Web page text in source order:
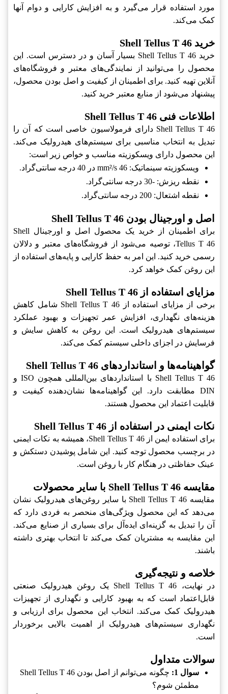
مورد استفاده قرار می‌گیرد و به افزایش کارایی و دوام آنها
کمک می‌کند.
خرید Shell Tellus T 46
خرید Shell Tellus T 46 بسیار آسان و در دسترس است. این
محصول را می‌توانید از نمایندگی‌های معتبر و فروشگاه‌های
آنلاین تهیه کنید. برای اطمینان از کیفیت و اصل بودن محصول،
پیشنهاد می‌شود از منابع معتبر خرید کنید.
اطلاعات فنی Shell Tellus T 46
Shell Tellus T 46 دارای فرمولاسیون خاصی است که آن را
تبدیل به انتخاب مناسبی برای سیستم‌های هیدرولیک می‌کند.
این محصول دارای ویسکوزیته مناسب و خواص زیر است:
ویسکوزیته سینماتیک: 46 mm²/s در 40 درجه سانتی‌گراد.
نقطه ریزش: -30 درجه سانتی‌گراد.
نقطه اشتعال: 200 درجه سانتی‌گراد.
اصل و اورجینال بودن Shell Tellus T 46
برای اطمینان از خرید یک محصول اصل و اورجینال Shell
Tellus T 46، توصیه می‌شود از فروشگاه‌های معتبر و دلالان
رسمی خرید کنید. این امر به حفظ کارایی و پایه‌های استفاده از
این روغن کمک خواهد کرد.
مزایای استفاده از Shell Tellus T 46
برخی از مزایای استفاده از Shell Tellus T 46 شامل کاهش
هزینه‌های نگهداری، افزایش عمر تجهیزات و بهبود عملکرد
سیستم‌های هیدرولیک است. این روغن به کاهش سایش و
فرسایش در اجزای داخلی سیستم کمک می‌کند.
گواهینامه‌ها و استانداردهای Shell Tellus T 46
Shell Tellus T 46 با استانداردهای بین‌المللی همچون ISO و
DIN مطابقت دارد. این گواهینامه‌ها نشان‌دهنده کیفیت و
قابلیت اعتماد این محصول هستند.
نکات ایمنی در استفاده از Shell Tellus T 46
برای استفاده ایمن از Shell Tellus T 46، همیشه به نکات ایمنی
در برچسب محصول توجه کنید. این شامل پوشیدن دستکش و
عینک حفاظتی در هنگام کار با روغن است.
مقایسه Shell Tellus T 46 با سایر محصولات
مقایسه Shell Tellus T 46 با سایر روغن‌های هیدرولیک نشان
می‌دهد که این محصول ویژگی‌های منحصر به فردی دارد که
آن را تبدیل به گزینه‌ای ایده‌آل برای بسیاری از صنایع می‌کند.
این مقایسه به مشتریان کمک می‌کند تا انتخاب بهتری داشته
باشند.
خلاصه و نتیجه‌گیری
در نهایت، Shell Tellus T 46 یک روغن هیدرولیک صنعتی
قابل‌اعتماد است که به بهبود کارایی و نگهداری از تجهیزات
هیدرولیک کمک می‌کند. انتخاب این محصول برای ارزیابی و
نگهداری سیستم‌های هیدرولیک از اهمیت بالایی برخوردار
است.
سوالات متداول
سوال 1:
چگونه می‌توانم از اصل بودن Shell Tellus T 46
مطمئن شوم؟